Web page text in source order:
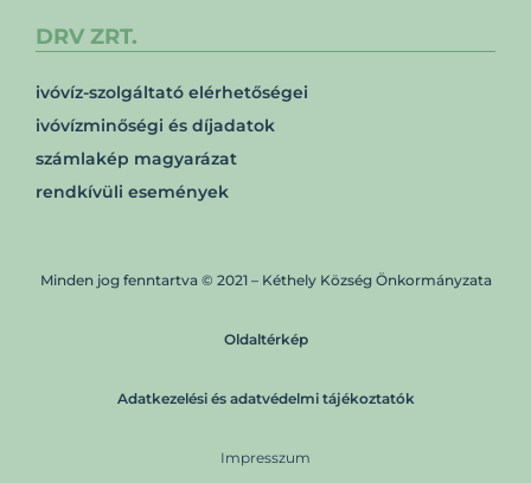
DRV ZRT.
ivóvíz-szolgáltató elérhetőségei
ivóvízminőségi és díjadatok
számlakép magyarázat
rendkívüli események
Minden jog fenntartva © 2021 – Kéthely Község Önkormányzata
Oldaltérkép
Adatkezelési és adatvédelmi tájékoztatók
Impresszum